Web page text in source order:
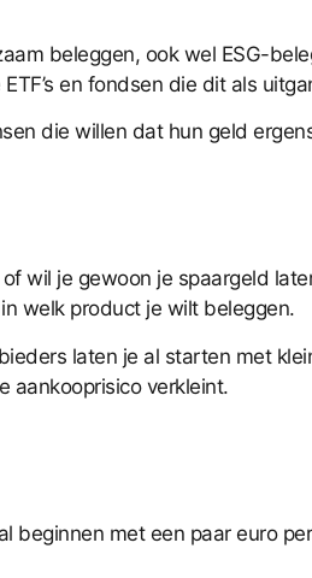
beleggen, ook wel ESG-
en fondsen die dit als
die willen dat hun geld
wil je gewoon je spaargeld
welk product je wilt beleggen.
laten je al starten met
aankooprisico verkleint.
met een paar euro